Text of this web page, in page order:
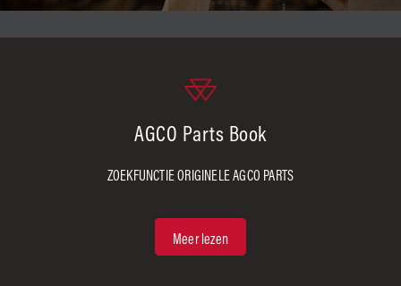
AGCO Parts Book
ZOEKFUNCTIE ORIGINELE AGCO PARTS
Meer lezen